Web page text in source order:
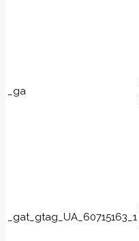
_ga
_gat_gtag_UA_60715163_1